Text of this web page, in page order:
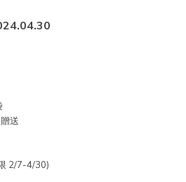
送
2/7-4/30)